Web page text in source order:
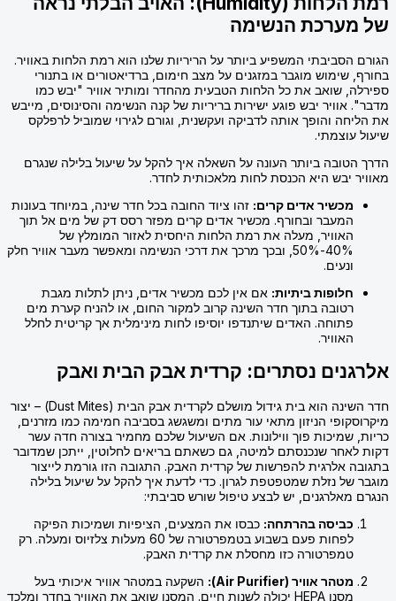
של מערכת הנשימה
הגורם הסביבתי המשפיע ביותר על הריריות שלנו הוא רמת הלחות באוויר.
בחורף, שימוש מוגבר במזגנים על מצב חימום, ברדיאטורים או בתנורי
ספירלה, שואב את כל הלחות הטבעית מהחדר ומותיר אוויר "יבש כמו
מדבר". אוויר יבש פוגע ישירות בריריות של קנה הנשימה והסינוסים, מייבש
את הליחה והופך אותה לדביקה ועקשנית, וגורם לגירוי שמוביל לרפלקס
שיעול עוצמתי.
הדרך הטובה ביותר העונה על השאלה איך להקל על שיעול בלילה שנגרם
מאוויר יבש היא הכנסת לחות מלאכותית לחדר.
מכשיר אדים קרים: זהו ציוד החובה בכל חדר שינה, במיוחד בעונות
המעבר ובחורף. מכשיר אדים קרים מפזר רסס דק של מים אל תוך
האוויר, מעלה את רמת הלחות היחסית לאזור המומלץ של
40%-50%, ובכך מרכך את דרכי הנשימה ומאפשר מעבר אוויר חלק
ונעים.
חלופות ביתיות: אם אין לכם מכשיר אדים, ניתן לתלות מגבת
רטובה בתוך חדר השינה קרוב למקור החום, או להניח קערת מים
פתוחה. האדים שיתנדפו יוסיפו לחות מינימלית אך קריטית לחלל
האוויר.
אלרגנים נסתרים: קרדית אבק הבית ואבק
חדר השינה הוא בית גידול מושלם לקרדית אבק הבית (Dust Mites) – יצור
מיקרוסקופי הניזון מתאי עור מתים ומשגשג בסביבה חמימה כמו מזרנים,
כריות, שמיכות פוך ווילונות. אם השיעול שלכם מחמיר בצורה חדה עשר
דקות לאחר שנכנסתם למיטה, גם כשאתם בריאים לחלוטין, ייתכן שמדובר
בתגובה אלרגית להפרשות של קרדית האבק. התגובה הזו גורמת לייצור
מוגבר של נזלת שמטפטפת לגרון. כדי לדעת איך להקל על שיעול בלילה
הנגרם מאלרגנים, יש לבצע טיפול שורש סביבתי:
כביסה בהרתחה: כבסו את המצעים, הציפיות ושמיכות הפיקה
לפחות פעם בשבוע בטמפרטורה של 60 מעלות צלזיוס ומעלה. רק
טמפרטורה כזו מחסלת את קרדית האבק.
מטהר אוויר (Air Purifier):
השקעה במטהר אוויר איכותי בעל
מסנן HEPA יכולה לשנות חיים. המסנן שואב את האוויר בחדר ומלכד